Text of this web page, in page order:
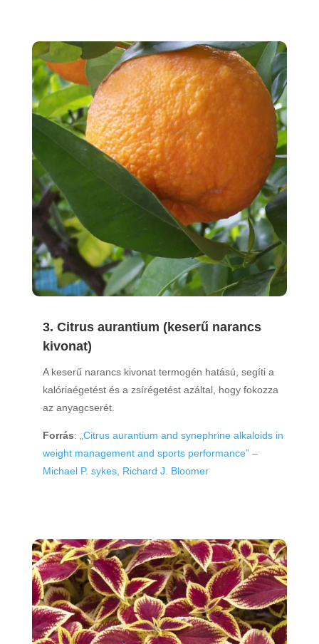
3. Citrus aurantium (keserű narancs
kivonat)
A keserű narancs kivonat termogén hatású, segíti a
kalóriaégetést és a zsírégetést azáltal, hogy fokozza
az anyagcserét.
Forrás:
„Citrus aurantium and synephrine alkaloids in
weight management and sports performance” –
Michael P. sykes, Richard J. Bloomer